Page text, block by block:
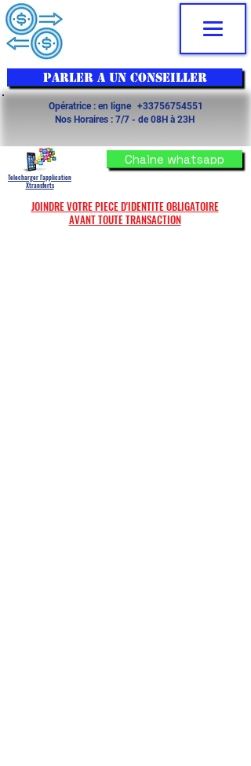
Opératrice : en ligne
+33756754551
Nos Horaires :7/7 - de 08H à 23H
PARLER A UN CONSEILLER
Telecharger l'application
Xtransferts
Chaine whatsapp
JOINDRE VOTRE PIECE D'IDENTITE OBLIGATOIRE
AVANT TOUTE TRANSACTION